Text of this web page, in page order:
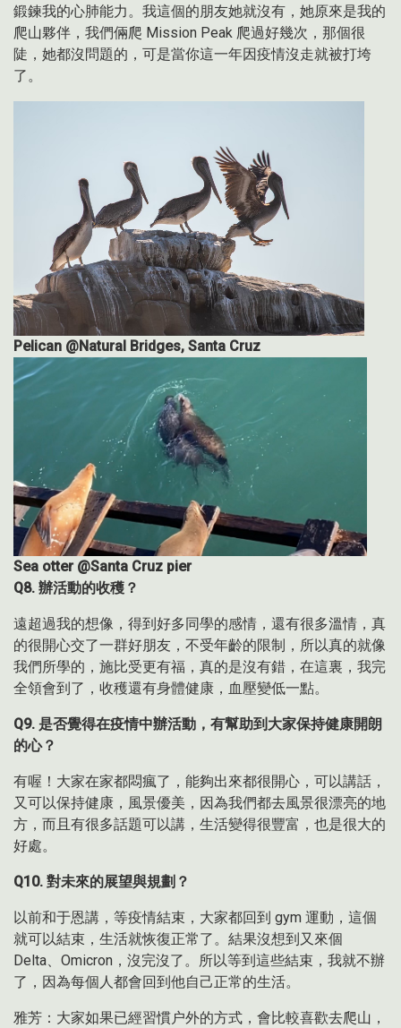
鍛鍊我的心肺能力。我這個的朋友她就沒有，她原來是我的
爬山夥伴，我們倆爬 Mission Peak 爬過好幾次，那個很
陡，她都沒問題的，可是當你這一年因疫情沒走就被打垮
了。
Pelican @Natural Bridges, Santa Cruz
Sea otter @Santa Cruz pier
Q8. 辦活動的收穫？
遠超過我的想像，得到好多同學的感情，還有很多溫情，真
的很開心交了一群好朋友，不受年齡的限制，所以真的就像
我們所學的，施比受更有福，真的是沒有錯，在這裏，我完
全領會到了，收穫還有身體健康，血壓變低一點。
Q9. 是否覺得在疫情中辦活動，有幫助到大家保持健康開朗
的心？
有喔！大家在家都悶瘋了，能夠出來都很開心，可以講話，
又可以保持健康，風景優美，因為我們都去風景很漂亮的地
方，而且有很多話題可以講，生活變得很豐富，也是很大的
好處。
Q10. 對未來的展望與規劃？
以前和于恩講，等疫情結束，大家都回到 gym 運動，這個
就可以結束，生活就恢復正常了。結果沒想到又來個
Delta、Omicron，沒完沒了。所以等到這些結束，我就不辦
了，因為每個人都會回到他自己正常的生活。
雅芳：大家如果已經習慣户外的方式，會比較喜歡去爬山，